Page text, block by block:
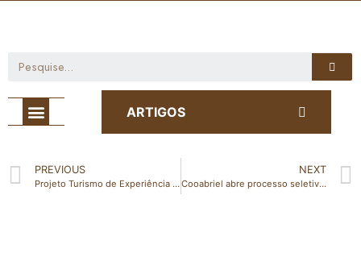
ARTIGOS
PREVIOUS
Projeto Turismo de Experiência seleciona 60 novos empreendimentos para 2024
NEXT
Cooabriel abre processo seletivo. Veja as oportunidades!